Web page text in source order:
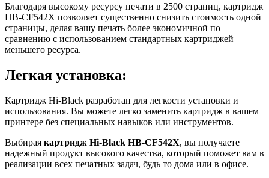
Благодаря высокому ресурсу печати в 2500 страниц, картридж
HB-CF542X позволяет существенно снизить стоимость одной
страницы, делая вашу печать более экономичной по
сравнению с использованием стандартных картриджей
меньшего ресурса.
Легкая установка:
Картридж Hi-Black разработан для легкости установки и
использования. Вы можете легко заменить картридж в вашем
принтере без специальных навыков или инструментов.
Выбирая картридж Hi-Black HB-CF542X, вы получаете
надежный продукт высокого качества, который поможет вам в
реализации всех печатных задач, будь то дома или в офисе.